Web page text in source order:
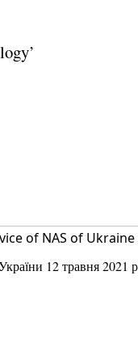
of NAS of Ukraine
12 травня 2021